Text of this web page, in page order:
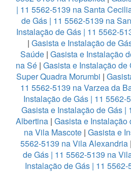
| 11 5562-5139 na Santa
de Gás | 11 5562-5139 na
Instalação de Gás | 11 5562-
| Gasista e Instalação de
Saúde| Gasista e Instalação
na Sé | Gasista e Instalação
Super Quadra Morumbi |
11 5562-5139 na Varzea da
Instalação de Gás | 11
Gasista e Instalação de Gás |
Albertina | Gasista e Instalação
na Vila Mascote| Gasista e
5562-5139 na Vila Alexandria |
de Gás | 11 5562-5139 na
Instalação de Gás | 11